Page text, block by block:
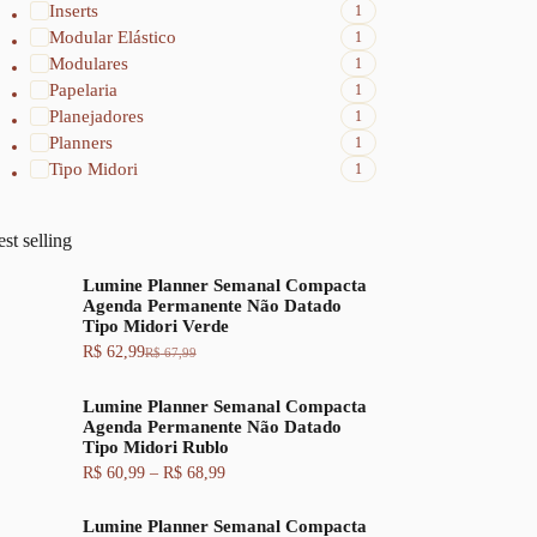
Inserts 1
Modular Elástico 1
Modulares 1
Papelaria 1
Planejadores 1
Planners 1
Tipo Midori 1
selling
Lumine Planner Semanal Compacta
Agenda Permanente Não Datado
Tipo Midori Verde
R$67,99
O
e
ç
o
o
g
R$62,99O
e
ç
o
a
a
Lumine Planner Semanal Compacta
Agenda Permanente Não Datado
Tipo Midori Rublo
R$60,99 – R$68,99F
x
Lumine Planner Semanal Compacta